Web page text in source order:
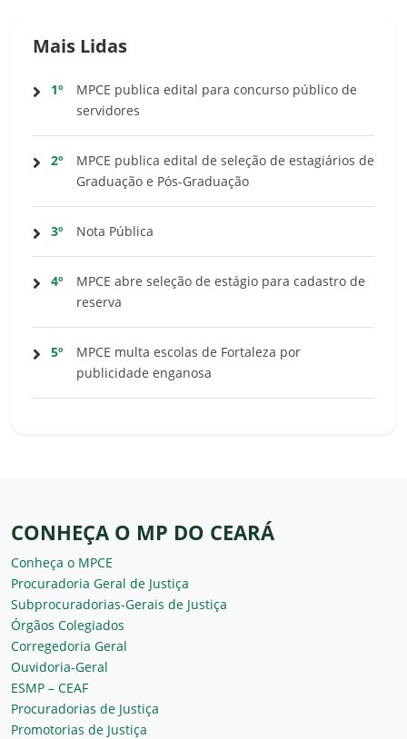
Mais Lidas
1º
MPCE publica edital para concurso público de
servidores
2º
MPCE publica edital de seleção de estagiários de
Graduação e Pós-Graduação
3º Nota Pública
4º
MPCE abre seleção de estágio para cadastro de
reserva
5º
MPCE multa escolas de Fortaleza por
publicidade enganosa
CONHEÇA O MP DO CEARÁ
Conheça o MPCE
Procuradoria Geral de Justiça
Subprocuradorias-Gerais de Justiça
Órgãos Colegiados
Corregedoria Geral
Ouvidoria-Geral
ESMP – CEAF
Procuradorias de Justiça
Promotorias de Justiça